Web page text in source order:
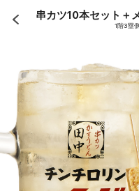
串カツ10本セット＋
1階3塁